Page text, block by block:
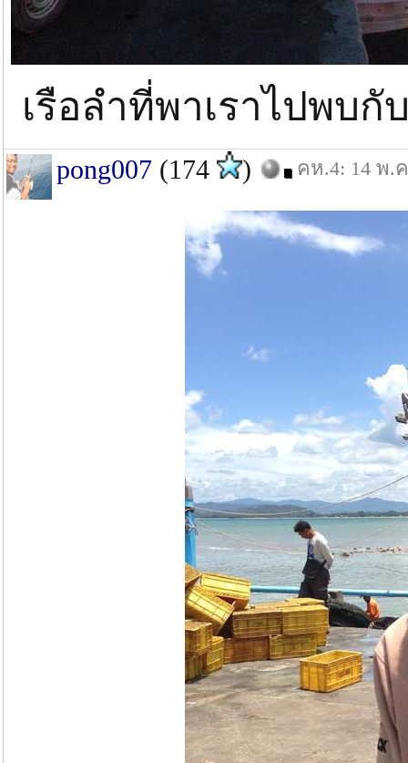
เรือลำที่พาเราไปพบ
pong007 (174 ) คห.4: 14 พ.